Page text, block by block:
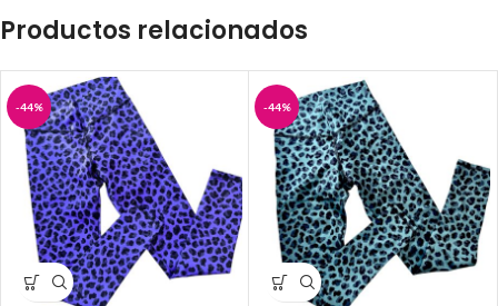
Productos relacionados
-44% -44%